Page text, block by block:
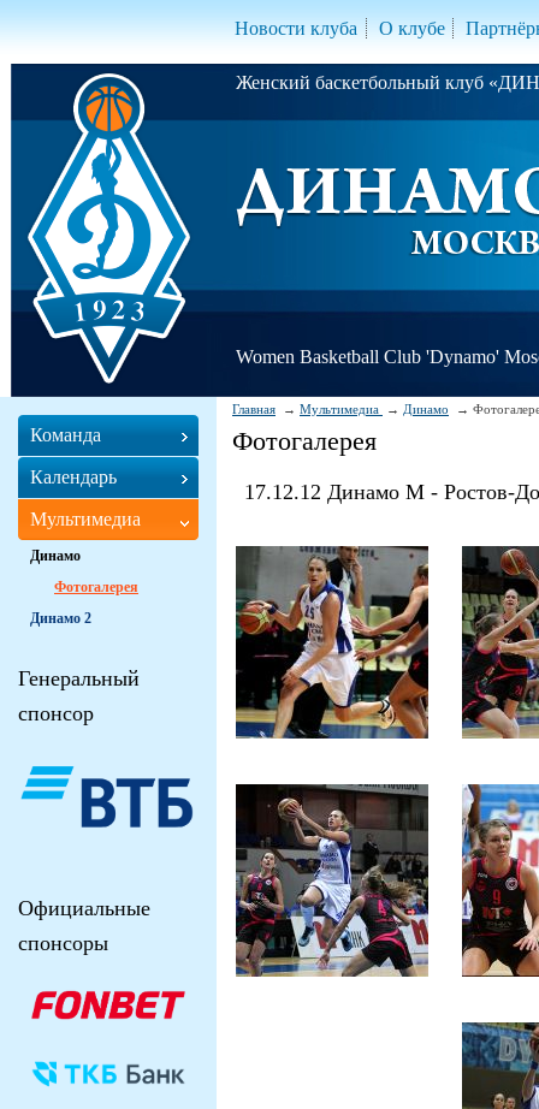
Новости клуба О клубе
Женский баскетбольный клуб
Women Basketball Club 'Dynamo'
Главная Мультимедиа Динамо
Фотогалерея
17.12.12 Динамо М - Ростов-
Команда
Календарь
Мультимедиа
Динамо
Фотогалерея
Динамо 2
Генеральный
спонсор
Официальные
спонсоры